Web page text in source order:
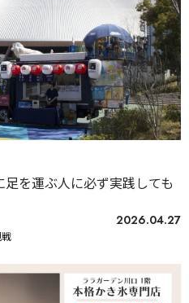
を運ぶ人に必ず実践しても
2026.04.27